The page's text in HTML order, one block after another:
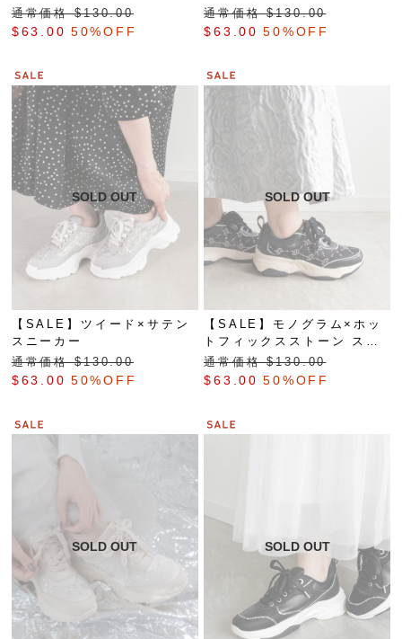
通常価格 $‌130.00
$‌63.00 50%OFF
通常価格 $‌130.00
$‌63.00 50%OFF
【SALE】ツイード×サテン
スニーカー
通常価格 $‌130.00
$‌63.00 50%OFF
【SALE】モノグラム×ホッ
トフィックスストーン スニ
ーカー
通常価格 $‌130.00
$‌63.00 50%OFF